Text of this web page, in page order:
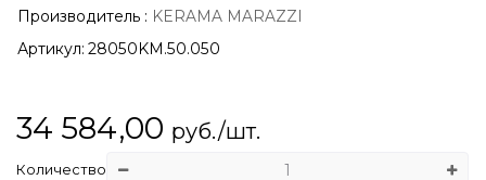
Производитель : KERAMA MARAZZI
Артикул: 28050KM.50.050
34 584,00 руб./шт.
Количество